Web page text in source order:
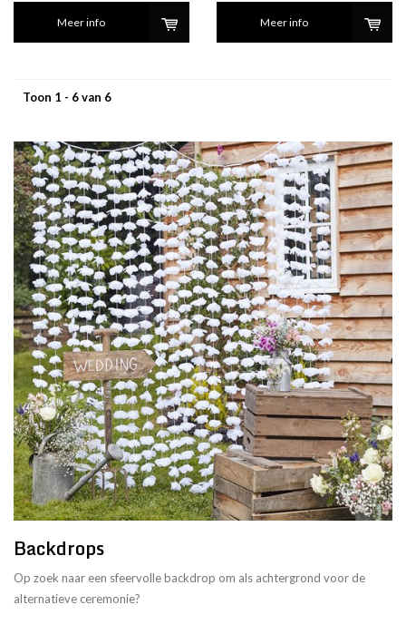
Meer info Meer info
Toon 1 - 6 van 6
Backdrops
Op zoek naar een sfeervolle backdrop om als achtergrond voor de
alternatieve ceremonie?